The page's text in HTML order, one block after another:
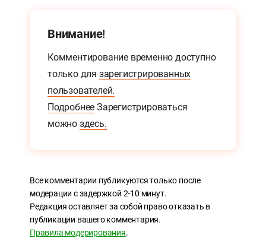
Внимание!
Комментирование временно доступно
только для зарегистрированных
пользователей.
Подробнее Зарегистрироваться
можно здесь.
Все комментарии публикуются только после
модерации с задержкой 2-10 минут.
Редакция оставляет за собой право отказать в
публикации вашего комментария.
Правила модерирования.